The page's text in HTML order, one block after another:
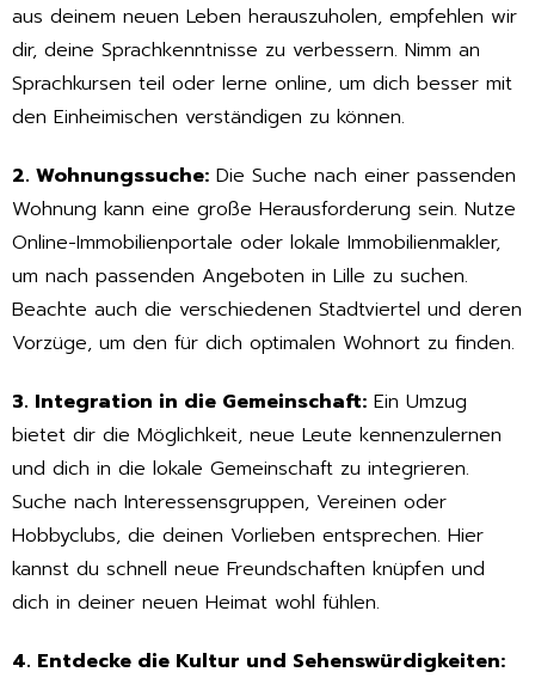
aus deinem neuen Leben herauszuholen, empfehlen wir
dir, deine Sprachkenntnisse zu verbessern. Nimm an
Sprachkursen teil oder lerne online, um dich besser mit
den Einheimischen verständigen zu können.
2. Wohnungssuche: Die Suche nach einer passenden
Wohnung kann eine große Herausforderung sein. Nutze
Online-Immobilienportale oder lokale Immobilienmakler,
um nach passenden Angeboten in Lille zu suchen.
Beachte auch die verschiedenen Stadtviertel und deren
Vorzüge, um den für dich optimalen Wohnort zu finden.
3. Integration in die Gemeinschaft: Ein Umzug
bietet dir die Möglichkeit, neue Leute kennenzulernen
und dich in die lokale Gemeinschaft zu integrieren.
Suche nach Interessensgruppen, Vereinen oder
Hobbyclubs, die deinen Vorlieben entsprechen. Hier
kannst du schnell neue Freundschaften knüpfen und
dich in deiner neuen Heimat wohl fühlen.
4. Entdecke die Kultur und Sehenswürdigkeiten: